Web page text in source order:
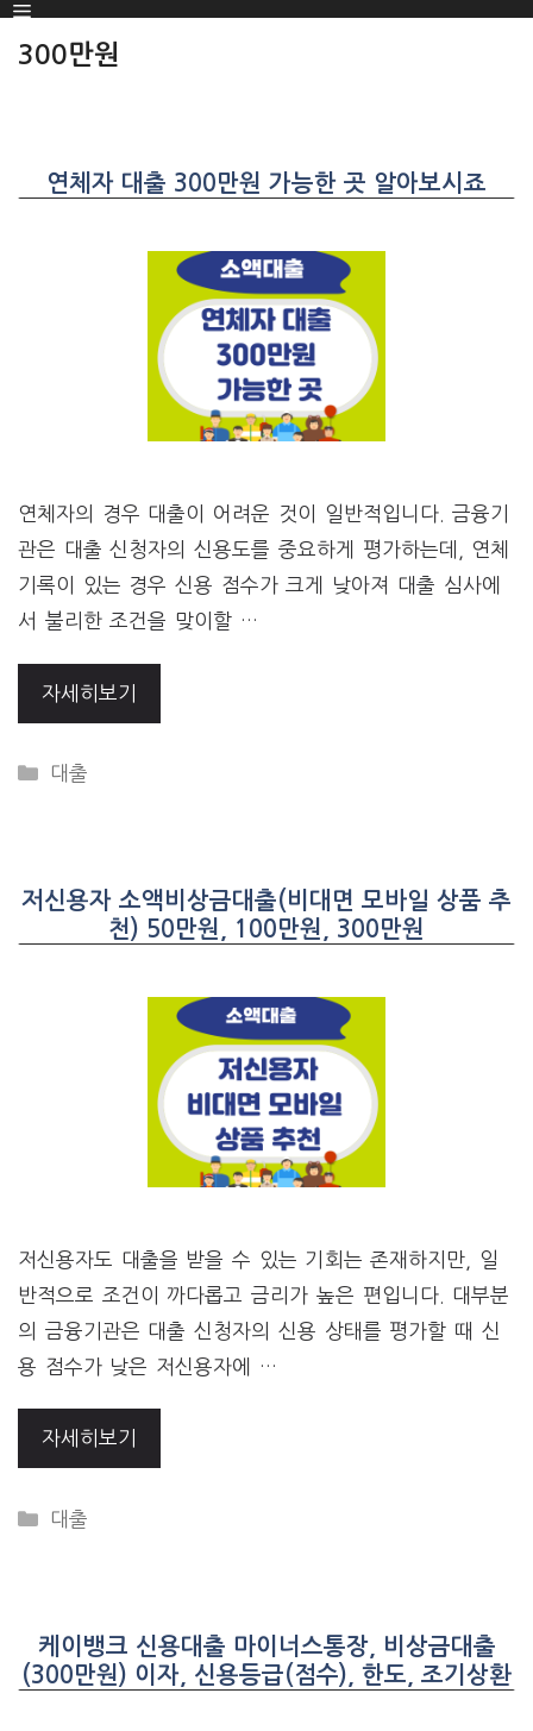
SKIP
TO
Menu
300만원
연체자 대출 300만원 가능한 곳 알아보시죠
연체자의 경우 대출이 어려운 것이 일반적입니다. 금융기
관은 대출 신청자의 신용도를 중요하게 평가하는데, 연체
기록이 있는 경우 신용 점수가 크게 낮아져 대출 심사에
서 불리한 조건을 맞이할 …
자세히보기
CATEGORIES
대출
저신용자 소액비상금대출(비대면 모바일 상품 추
천) 50만원, 100만원, 300만원
저신용자도 대출을 받을 수 있는 기회는 존재하지만, 일
반적으로 조건이 까다롭고 금리가 높은 편입니다. 대부분
의 금융기관은 대출 신청자의 신용 상태를 평가할 때 신
용 점수가 낮은 저신용자에 …
자세히보기
CATEGORIES
대출
케이뱅크 신용대출 마이너스통장, 비상금대출
(300만원) 이자, 신용등급(점수), 한도, 조기상환